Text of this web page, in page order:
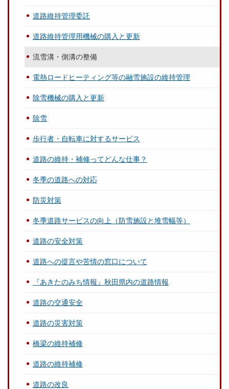
道路維持管理委託
道路維持管理用機械の購入と更新
流雪溝・側溝の整備
電熱ロードヒーティング等の融雪施設の維持管理
除雪機械の購入と更新
除雪
歩行者・自転車に対するサービス
道路の維持・補修ってどんな仕事？
冬季の道路への対応
防災対策
冬季道路サービスの向上（防雪施設と堆雪幅等）
道路の安全対策
道路への提言や苦情の窓口について
『あきたのみち情報』秋田県内の道路情報
道路の交通安全
道路の災害対策
橋梁の維持補修
道路の維持補修
道路の改良